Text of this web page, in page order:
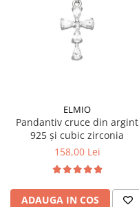
ELMIO
Pandantiv cruce din argint
925 și cubic zirconia
158,00 Lei
ADAUGA IN COS